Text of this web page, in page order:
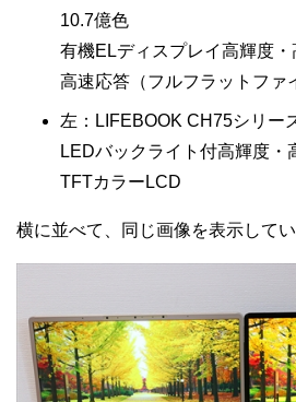
10.7億色
有機ELディスプレイ高輝度・
高速応答（フルフラットファ
左：LIFEBOOK CH75シリー
LEDバックライト付高輝度・
TFTカラーLCD
横に並べて、同じ画像を表示してい